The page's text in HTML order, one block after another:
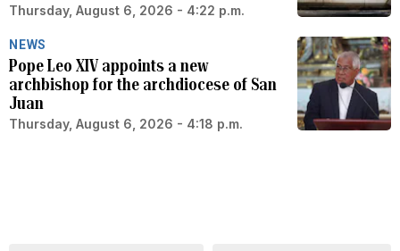
Thursday, August 6, 2026 - 4:22 p.m.
NEWS
Pope Leo XIV appoints a new
archbishop for the archdiocese of San
Juan
Thursday, August 6, 2026 - 4:18 p.m.